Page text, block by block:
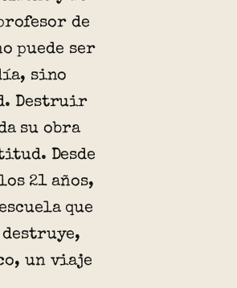
de
puede ser
sino
Destruir
su obra
Desde
21 años,
que
un viaje